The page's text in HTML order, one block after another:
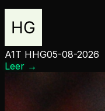
A1T HHG05-08-2026
Leer →